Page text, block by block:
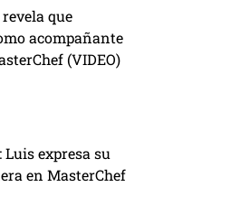
que
acompañante
(VIDEO)
Luis expresa su
en MasterChef